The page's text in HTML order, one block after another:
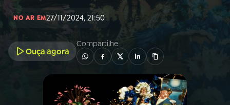
01INÍCIO
02A RÁDIO
PROGRAMAÇÃO
NO AR EM27/11/2024, 21:50
Ouça agora
Compartilhe